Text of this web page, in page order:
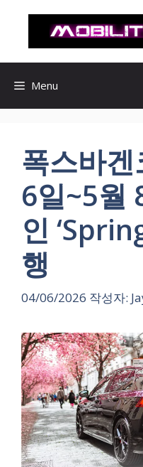
로
Menu
폭스바
6일~5월
인
행
04/06/2026 작성자: